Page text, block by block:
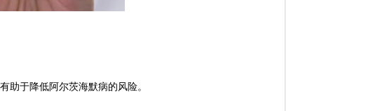
助于降低阿尔茨海默病的风险。